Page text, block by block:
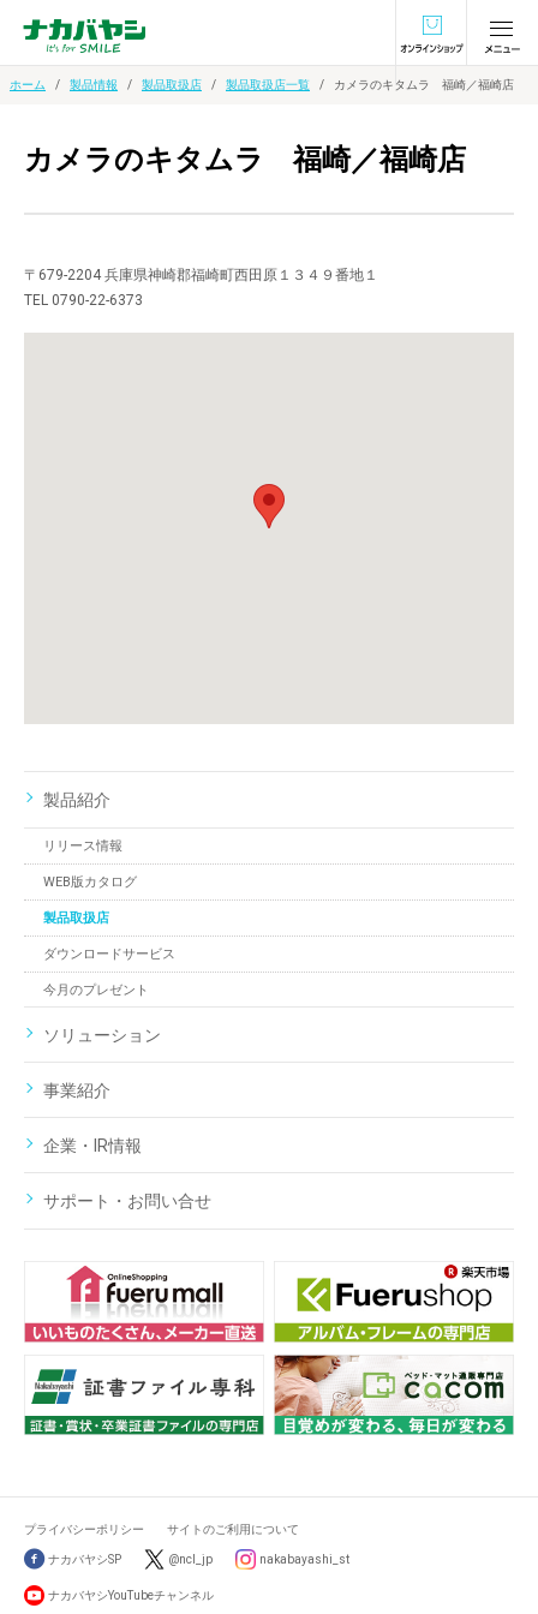
オンラインショ
ホーム 製品情報 製品取扱店 製品取扱店一覧 カメラのキタムラ 福崎／福崎店
カメラのキタムラ 福崎／福崎店
〒679-2204 兵庫県神崎郡福崎町西田原１３４９番地１
TEL 0790-22-6373
製品紹介
リリース情報
WEB版カタログ
製品取扱店
ダウンロードサービス
今月のプレゼント
ソリューション
事業紹介
企業・IR情報
サポート・お問い合せ
プライバシーポリシー サイトのご利用について
ナカバヤシSP @ncl_jp nakabayashi_st
ナカバヤシYouTubeチャンネル